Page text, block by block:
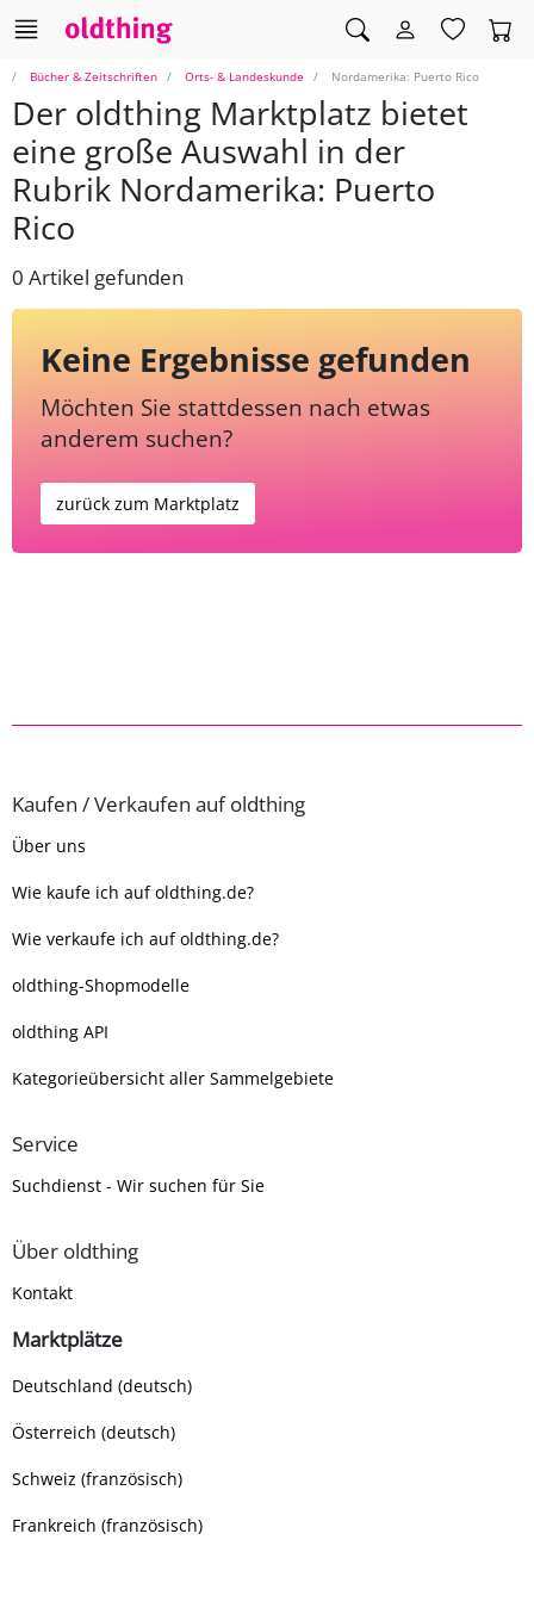
Bücher & Zeitschriften Orts- & Landeskunde Nordamerika: Puerto Rico
Der oldthing Marktplatz bietet
eine große Auswahl in der
Rubrik Nordamerika: Puerto
Rico
0 Artikel gefunden
Keine Ergebnisse gefunden
Möchten Sie stattdessen nach etwas
anderem suchen?
zurück zum Marktplatz
Kaufen / Verkaufen auf oldthing
Über uns
Wie kaufe ich auf oldthing.de?
Wie verkaufe ich auf oldthing.de?
oldthing-Shopmodelle
oldthing API
Kategorieübersicht aller Sammelgebiete
Service
Suchdienst - Wir suchen für Sie
Über oldthing
Kontakt
Marktplätze
Deutschland (deutsch)
Österreich (deutsch)
Schweiz (französisch)
Frankreich (französisch)